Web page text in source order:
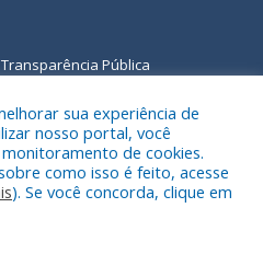
Pública
Prefeitura Municipal de Igarapé-
Açu.
sua experiência de
nosso portal, você
de cookies.
como isso é feito, acesse
). Se você concorda, clique em